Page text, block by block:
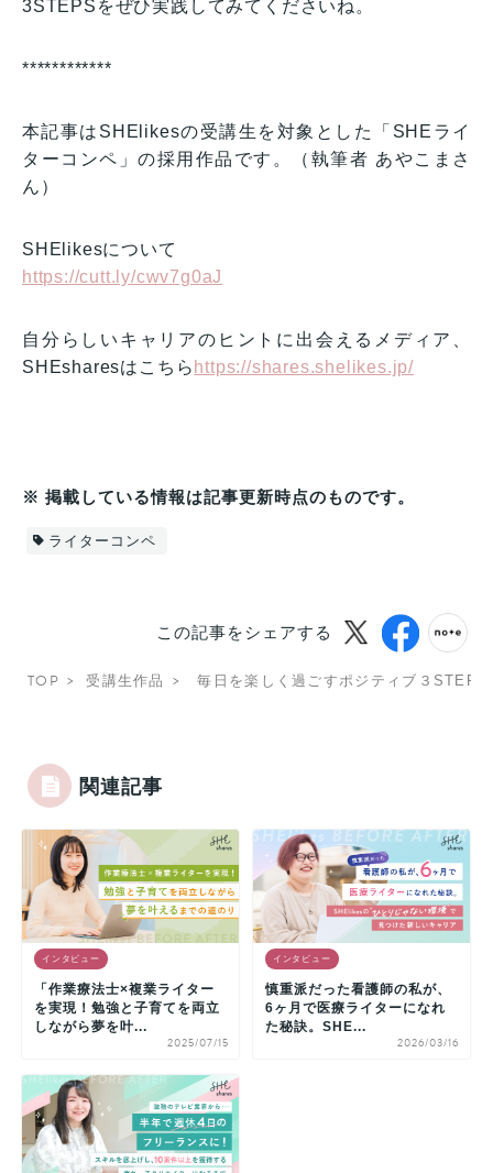
3STEPSをぜひ実践してみてくださいね。
************
本記事はSHElikesの受講生を対象とした「SHEライ
ターコンペ」の採用作品です。（執筆者 あやこまさ
ん）
SHElikesについて
https://cutt.ly/cwv7g0aJ
自分らしいキャリアのヒントに出会えるメディア、
SHEsharesはこちら https://shares.shelikes.jp/
※ 掲載している情報は記事更新時点のものです。
ライターコンペ
この記事をシェアする
TOP 受講生作品 毎日を楽しく過ごすポジティブ３STEPS
関連記事
インタビュー
「作業療法士×複業ライター
を実現！勉強と子育てを両立
しながら夢を叶...
2025/07/15
インタビュー
慎重派だった看護師の私が、
6ヶ月で医療ライターになれ
た秘訣。SHE...
2026/03/16